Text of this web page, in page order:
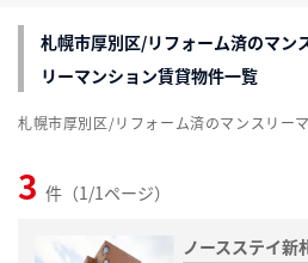
札幌市厚別区/リフォーム済のマン
リーマンション賃貸物件一覧
3 件（1/1ページ）
ノースステイ新